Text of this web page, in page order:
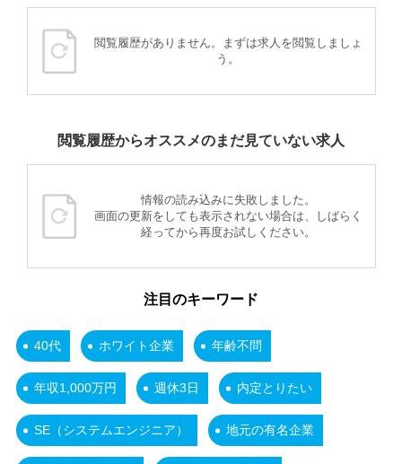
閲覧履歴がありません。まずは求人を閲覧しましょ
う。
閲覧履歴からオススメのまだ見ていない求人
情報の読み込みに失敗しました。
画面の更新をしても表示されない場合は、しばらく
経ってから再度お試しください。
注目のキーワード
40代 ホワイト企業 年齢不問
年収1,000万円 週休3日 内定とりたい
SE（システムエンジニア） 地元の有名企業